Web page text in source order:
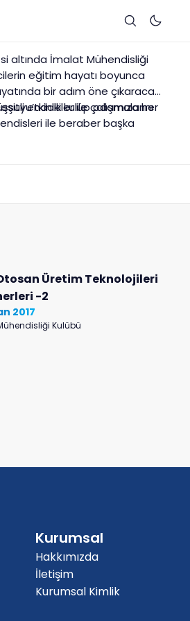
altında İmalat Mühendisliği
eğitim hayatı boyunca
bir adım öne çıkaracak
etkinlikler ile çalışmalarını
ile beraber başka
kültürel derginin
SME( Society of
kulüp odamıza her
Üretim Teknolojileri
-2
2017
Kulübü
Kurumsal
Hakkımızda
İletişim
Kurumsal Kimlik